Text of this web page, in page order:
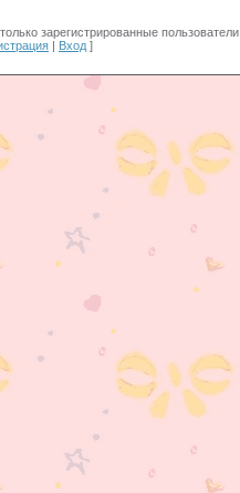
зарегистрированные пользователи.
| Вход ]